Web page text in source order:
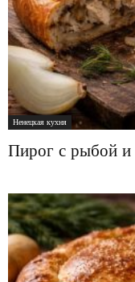
Ненецкая кухня
Пирог с рыбой и